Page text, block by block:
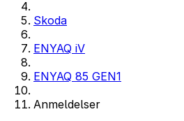
Skoda
ENYAQ iV
ENYAQ 85 GEN1
Anmeldelser